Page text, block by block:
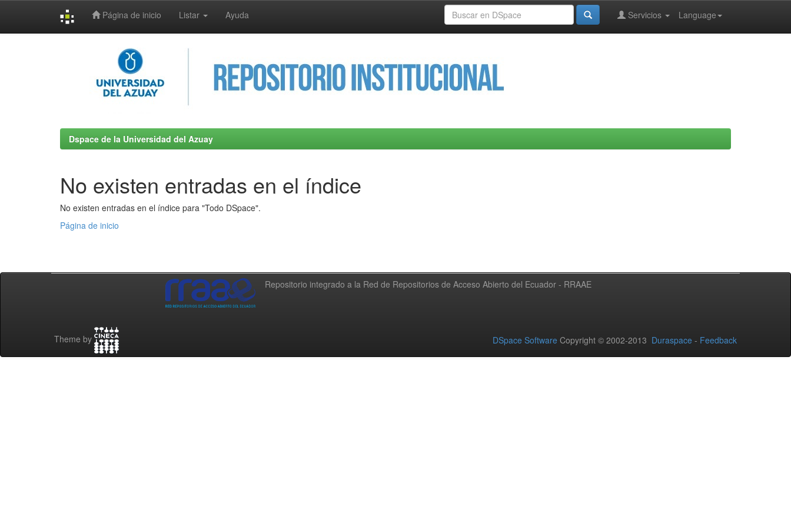
Página de inicio Listar Ayuda Language
Servicios
Dspace de la Universidad del Azuay
No existen entradas en el índice
No existen entradas en el índice para "Todo DSpace".
Página de inicio
Repositorio integrado a la Red de Repositorios de Acceso Abierto del Ecuador - RRAAE
Theme by DSpace Software Copyright © 2002-2013 Duraspace - Feedback